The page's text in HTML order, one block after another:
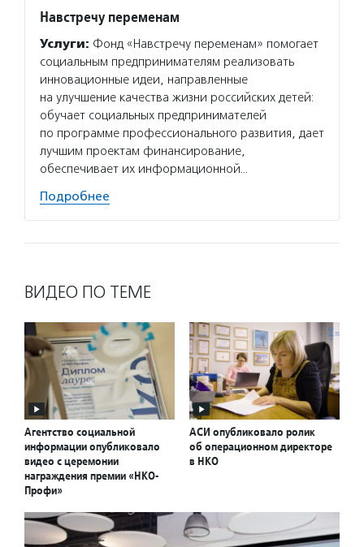
Навстречу переменам
Услуги: Фонд «Навстречу переменам» помогает
социальным предпринимателям реализовать
инновационные идеи, направленные
на улучшение качества жизни российских детей:
обучает социальных предпринимателей
по программе профессионального развития, дает
лучшим проектам финансирование,
обеспечивает их информационной…
Подробнее
ВИДЕО ПО ТЕМЕ
Агентство социальной
информации опубликовало
видео с церемонии
награждения премии «НКО-
Профи»
АСИ опубликовало ролик
об операционном директоре
в НКО